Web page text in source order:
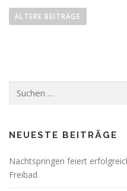
e
i
a
i
ÄLTERE BEITRÄGE
Suchen
NEUESTE BEITRÄGE
Nachtspringen feiert
Freibad